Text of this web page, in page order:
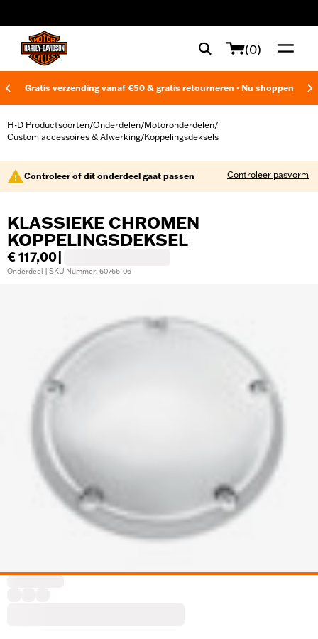
(0)
Gratis verzending vanaf €50 & gratis retourneren - Nu shoppen
H-D Productsoorten/Onderdelen/Motoronderdelen/
Custom accessoires & Afwerking/Koppelingsdeksels
Controleer of dit onderdeel gaat passen Controleer pasvorm
KLASSIEKE CHROMEN
KOPPELINGSDEKSEL
€ 117,00
Onderdeel | SKU Nummer: 60766-06